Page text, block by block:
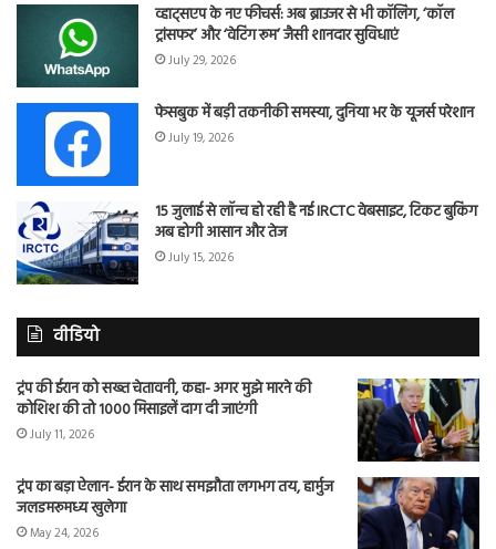
व्हाट्सएप के नए फीचर्स: अब ब्राउजर से भी कॉलिंग, ‘कॉल
ट्रांसफर’ और ‘वेटिंग रूम’ जैसी शानदार सुविधाएं
July 29, 2026
फेसबुक में बड़ी तकनीकी समस्या, दुनिया भर के यूजर्स परेशान
July 19, 2026
15 जुलाई से लॉन्च हो रही है नई IRCTC वेबसाइट, टिकट बुकिंग
अब होगी आसान और तेज
July 15, 2026
वीडियो
ट्रंप की ईरान को सख्त चेतावनी, कहा- अगर मुझे मारने की
कोशिश की तो 1000 मिसाइलें दाग दी जाएंगी
July 11, 2026
ट्रंप का बड़ा ऐलान- ईरान के साथ समझौता लगभग तय, हार्मुज
जलडमरूमध्य खुलेगा
May 24, 2026